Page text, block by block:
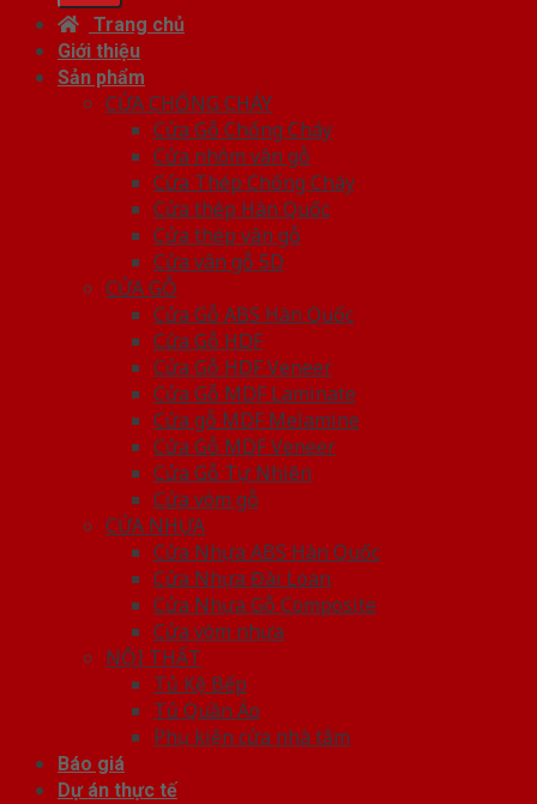
Trang chủ
Giới thiệu
Sản phẩm
CỬA CHỐNG CHÁY
Cửa Gỗ Chống Cháy
Cửa nhôm vân gỗ
Cửa Thép Chống Cháy
Cửa thép Hàn Quốc
Cửa thép vân gỗ
Cửa vân gỗ 5D
CỬA GỖ
Cửa Gỗ ABS Hàn Quốc
Cửa Gỗ HDF
Cửa Gỗ HDF Veneer
Cửa Gỗ MDF Laminate
Cửa gỗ MDF Melamine
Cửa Gỗ MDF Veneer
Cửa Gỗ Tự Nhiên
Cửa vòm gỗ
CỬA NHỰA
Cửa Nhựa ABS Hàn Quốc
Cửa Nhựa Đài Loan
Cửa Nhựa Gỗ Composite
Cửa vòm nhựa
NỘI THẤT
Tủ Kệ Bếp
Tủ Quần Áo
Phụ kiện cửa nhà tắm
Báo giá
Dự án thực tế